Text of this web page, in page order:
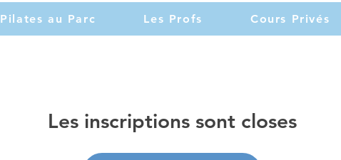
Pilates au Parc Les Profs Cours Privés
Les inscriptions sont closes